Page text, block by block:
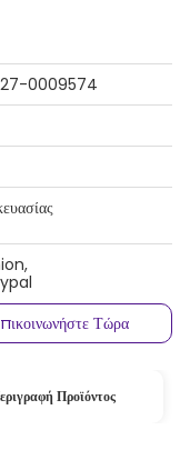
0009574
Τώρα
Προϊόντος